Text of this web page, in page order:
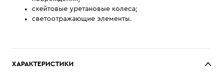
скейтовые уретановые колеса;
светоотражающие элементы.
ХАРАКТЕРИСТИКИ